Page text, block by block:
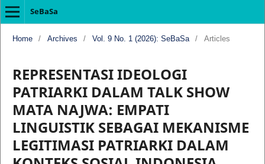
SeBaSa
Home / Archives / Vol. 9 No. 1 (2026): SeBaSa / Articles
REPRESENTASI IDEOLOGI
PATRIARKI DALAM TALK SHOW
MATA NAJWA: EMPATI
LINGUISTIK SEBAGAI MEKANISME
LEGITIMASI PATRIARKI DALAM